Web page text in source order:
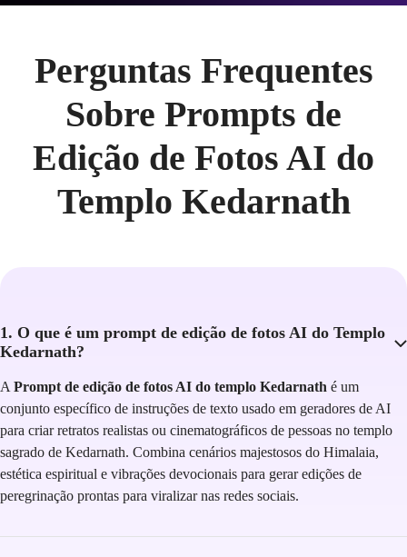
Perguntas Frequentes
Sobre Prompts de
Edição de Fotos AI do
Templo Kedarnath
1. O que é um prompt de edição de fotos AI do Templo
Kedarnath?
A Prompt de edição de fotos AI do templo Kedarnath é um
conjunto específico de instruções de texto usado em geradores de AI
para criar retratos realistas ou cinematográficos de pessoas no templo
sagrado de Kedarnath. Combina cenários majestosos do Himalaia,
estética espiritual e vibrações devocionais para gerar edições de
peregrinação prontas para viralizar nas redes sociais.